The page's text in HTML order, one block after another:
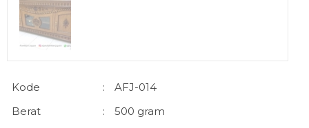
Kode :
AFJ-014
Berat
:
500 gram